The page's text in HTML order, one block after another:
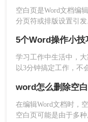
方法3：查找替
我们还可以利用
藏的“分页符”删除
见原因及对应的删除
空白页是Word文档编
分页符或排版设置引
5个Word操作小
学习工作中生活中，
以3分钟搞定工作，不
工作事半功倍，一起
在编辑Word文档时，
空白页可能是由于多